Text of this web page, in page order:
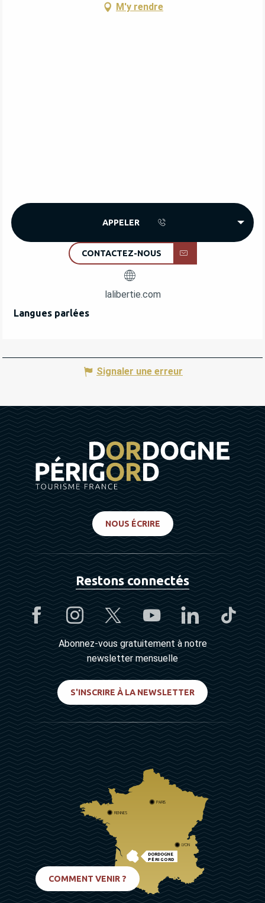
M'y rendre
APPELER
CONTACTEZ-NOUS
lalibertie.com
Langues parlées
Langues parlées
Signaler une erreur
NOUS ÉCRIRE
Restons connectés
Abonnez-vous gratuitement à notre
newsletter mensuelle
S'INSCRIRE À LA NEWSLETTER
DORDOGNE
PÉRIGORD
PARIS
RENNES
LYON
COMMENT VENIR ?